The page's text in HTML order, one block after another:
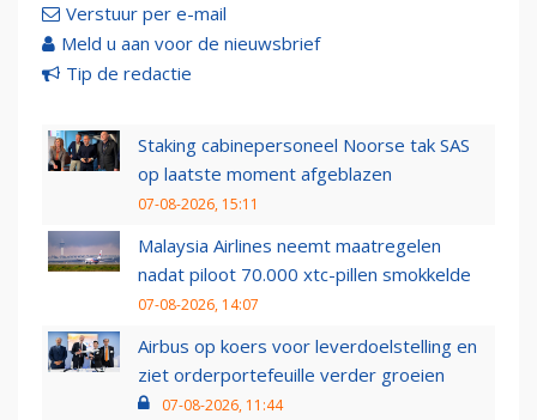
Verstuur per e-mail
Meld u aan voor de nieuwsbrief
Tip de redactie
Staking cabinepersoneel Noorse tak SAS
op laatste moment afgeblazen
07-08-2026, 15:11
Malaysia Airlines neemt maatregelen
nadat piloot 70.000 xtc-pillen smokkelde
07-08-2026, 14:07
Airbus op koers voor leverdoelstelling en
ziet orderportefeuille verder groeien
07-08-2026, 11:44